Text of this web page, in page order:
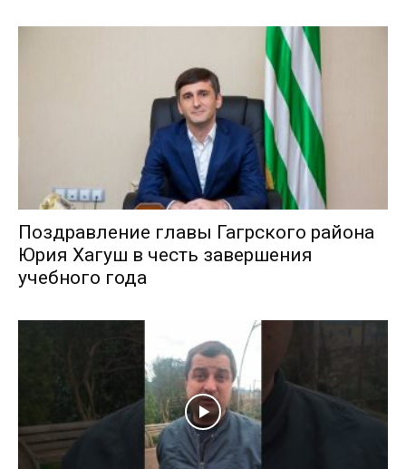
Поздравление главы Гагрского района
Юрия Хагуш в честь завершения
учебного года